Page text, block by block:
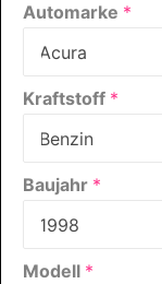
Automarke *
Kraftstoff *
Baujahr *
Modell *